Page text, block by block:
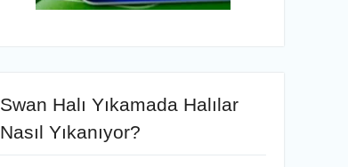
Swan Halı Yıkamada Halılar
Nasıl Yıkanıyor?